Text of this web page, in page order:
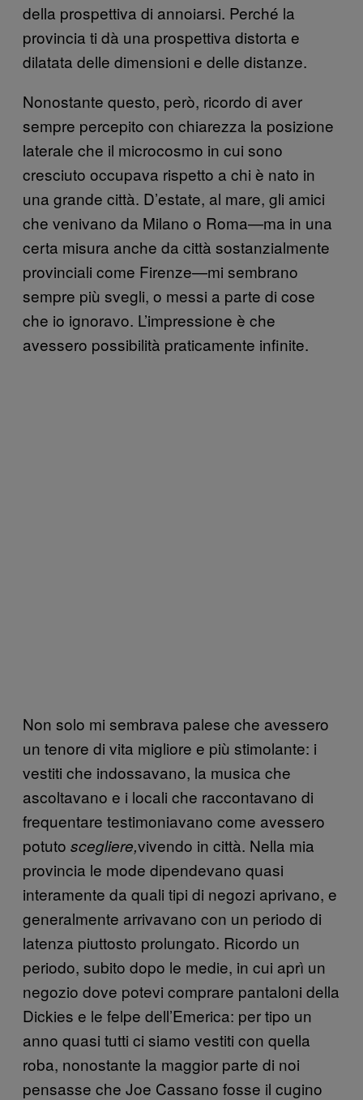
della prospettiva di annoiarsi. Perché la
provincia ti dà una prospettiva distorta e
dilatata delle dimensioni e delle distanze.
Nonostante questo, però, ricordo di aver
sempre percepito con chiarezza la posizione
laterale che il microcosmo in cui sono
cresciuto occupava rispetto a chi è nato in
una grande città. D’estate, al mare, gli amici
che venivano da Milano o Roma—ma in una
certa misura anche da città sostanzialmente
provinciali come Firenze—mi sembrano
sempre più svegli, o messi a parte di cose
che io ignoravo. L’impressione è che
avessero possibilità praticamente infinite.
Non solo mi sembrava palese che avessero
un tenore di vita migliore e più stimolante: i
vestiti che indossavano, la musica che
ascoltavano e i locali che raccontavano di
frequentare testimoniavano come avessero
potuto scegliere,vivendo in città. Nella mia
provincia le mode dipendevano quasi
interamente da quali tipi di negozi aprivano, e
generalmente arrivavano con un periodo di
latenza piuttosto prolungato. Ricordo un
periodo, subito dopo le medie, in cui aprì un
negozio dove potevi comprare pantaloni della
Dickies e le felpe dell’Emerica: per tipo un
anno quasi tutti ci siamo vestiti con quella
roba, nonostante la maggior parte di noi
pensasse che Joe Cassano fosse il cugino